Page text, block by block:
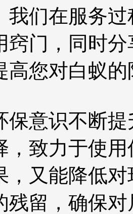
我们在服务
窍门，同时
高您对白蚁
保意识不断
，致力于使
，又能降低
残留，确保